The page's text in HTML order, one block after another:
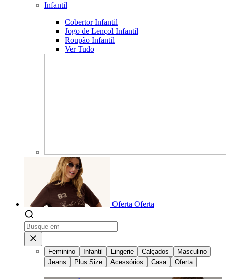
Infantil
Cobertor Infantil
Jogo de Lençol Infantil
Roupão Infantil
Ver Tudo
Oferta Oferta
Feminino Infantil Lingerie Calçados
Masculino
Jeans
Plus Size Acessórios Casa Oferta